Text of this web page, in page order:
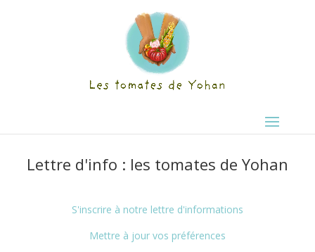
Lettre d'info : les tomates de Yohan
S'inscrire à notre lettre d'informations
Mettre à jour vos préférences